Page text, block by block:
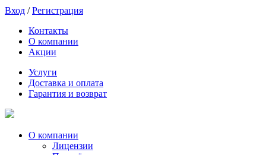
Вход /Регистрация
Контакты
О компании
Акции
Услуги
Доставка и оплата
Гарантия и возврат
О компании
Лицензии